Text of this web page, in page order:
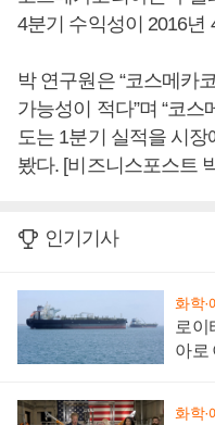
4분기 수익성이 2016년
박 연구원은 “코스메카
가능성이 적다”며 “코
도는 1분기 실적을 시장
봤다. [비즈니스포스트
인기기사
화학·
로이
아로
화학·